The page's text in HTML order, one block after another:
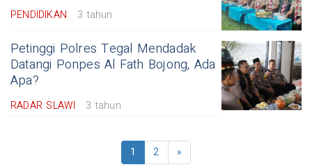
PENDIDIKAN 3 tahun
Petinggi Polres Tegal Mendadak
Datangi Ponpes Al Fath Bojong, Ada
Apa?
RADAR SLAWI 3 tahun
1 2 »